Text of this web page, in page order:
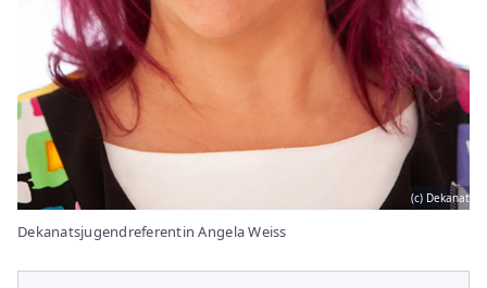
(c) Dekanat
Dekanatsjugendreferentin Angela Weiss